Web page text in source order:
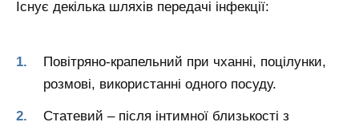
Існує декілька шляхів передачі інфекції:
Повітряно-крапельний при чханні, поцілунки,
розмові, використанні одного посуду.
Статевий – після інтимної близькості з